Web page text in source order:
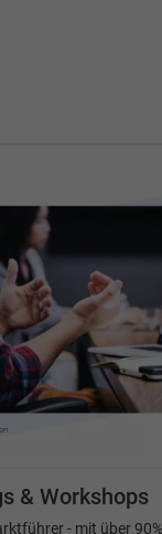
& Workshops
- mit über